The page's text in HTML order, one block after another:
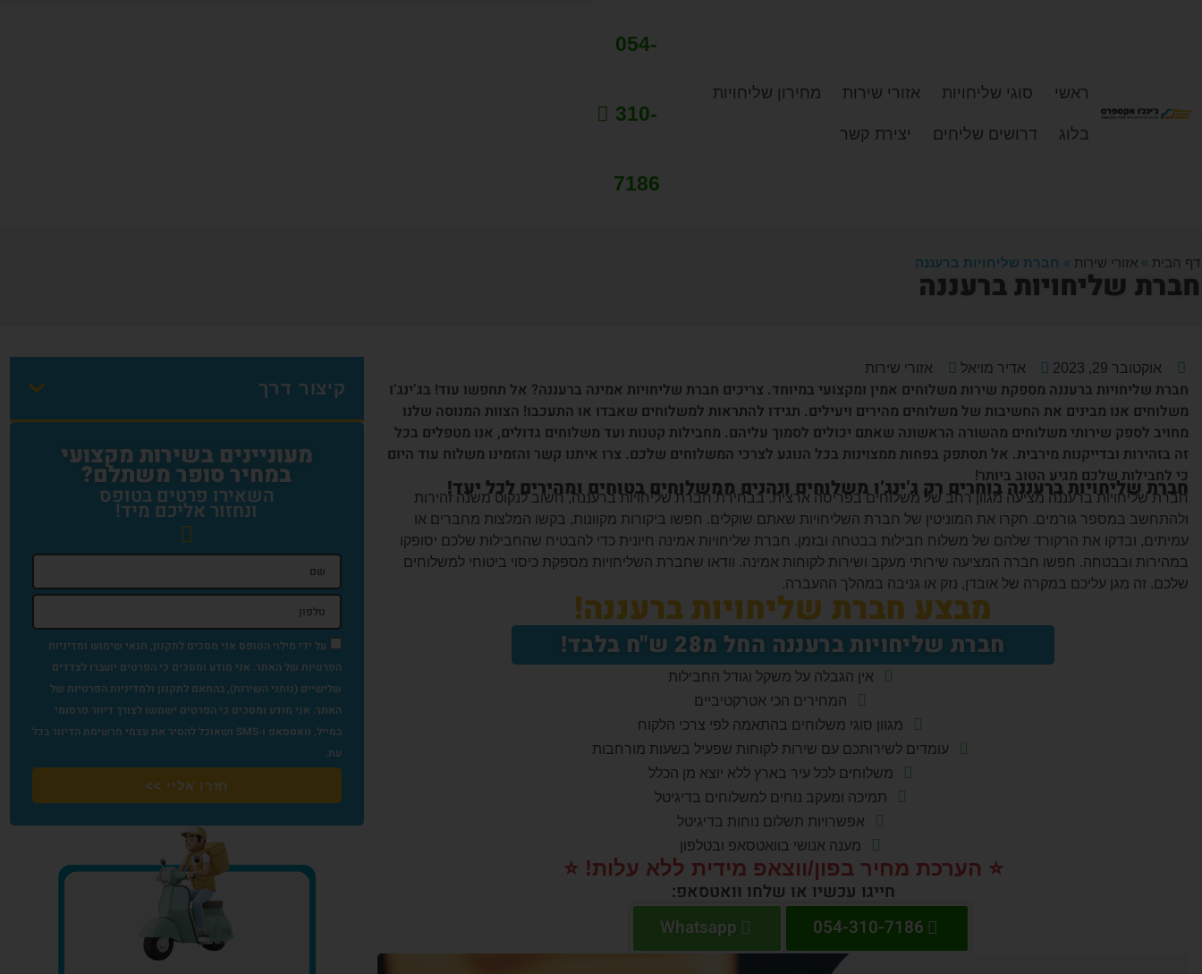
ראשי סוגי שליחויות אזורי שירות מחירון שליחויות
בלוג דרושים שליחים יצירת קשר
054-
310-
7186
דף הבית » אזורי שירות » חברת שליחויות ברעננה
חברת שליחויות ברעננה
אוקטובר 29, 2023 אדיר מויאל אזורי שירות
חברת שליחויות ברעננה מספקת שירות משלוחים אמין ומקצועי במיוחד. צריכים חברת שליחויות אמינה ברעננה? אל תחפשו עוד! בג’ינג’ו
משלוחים אנו מבינים את החשיבות של משלוחים מהירים ויעילים. תגידו להתראות למשלוחים שאבדו או התעכבו! הצוות המנוסה שלנו
מחויב לספק שירותי משלוחים מהשורה הראשונה שאתם יכולים לסמוך עליהם. מחבילות קטנות ועד משלוחים גדולים, אנו מטפלים בכל
זה בזהירות ובדייקנות מירבית. אל תסתפק בפחות ממצוינות בכל הנוגע לצרכי המשלוחים שלכם. צרו איתנו קשר והזמינו משלוח עוד היום
כי לחבילות שלכם מגיע הטוב ביותר!
חברת שליחויות ברעננה בוחרים רק ג’ינג’ו משלוחים ונהנים ממשלוחים בטוחים ומהירים לכל יעד!
חברת שליחויות ברעננה מציעה מגוון רחב של משלוחים בפריסה ארצית. בבחירת חברת שליחויות ברעננה, חשוב לנקוט משנה זהירות
ולהתחשב במספר גורמים. חקרו את המוניטין של חברת השליחויות שאתם שוקלים. חפשו ביקורות מקוונות, בקשו המלצות מחברים או
עמיתים, ובדקו את הרקורד שלהם של משלוח חבילות בבטחה ובזמן. חברת שליחויות אמינה חיונית כדי להבטיח שהחבילות שלכם יסופקו
במהירות ובבטחה. חפשו חברה המציעה שירותי מעקב ושירות לקוחות אמינה. וודאו שחברת השליחויות מספקת כיסוי ביטוחי למשלוחים
שלכם. זה מגן עליכם במקרה של אובדן, נזק או גניבה במהלך ההעברה.
מבצע חברת שליחויות ברעננה!
חברת שליחויות ברעננה החל מ28 ש"ח בלבד!
אין הגבלה על משקל וגודל החבילות
המחירים הכי אטרקטיביים
מגוון סוגי משלוחים בהתאמה לפי צרכי הלקוח
עומדים לשירותכם עם שירות לקוחות שפעיל בשעות מורחבות
משלוחים לכל עיר בארץ ללא יוצא מן הכלל
תמיכה ומעקב נוחים למשלוחים בדיגיטל
אפשרויות תשלום נוחות בדיגיטל
מענה אנושי בוואטסאפ ובטלפון
⭐️ הערכת מחיר בפון/ווצאפ מידית ללא עלות! ⭐️
חייגו עכשיו או שלחו וואטסאפ:
054-310-7186
Whatsapp
קיצור דרך
מעוניינים בשירות מקצועי
במחיר סופר משתלם?
השאירו פרטים בטופס
ונחזור אליכם מיד!
על ידי מילוי הטופס אני מסכים לתקנון, תנאי שימוש ומדיניות
הפרטיות של האתר. אני מודע ומסכים כי הפרטים יועברו לצדדים
שלישיים (נותני השירות), בהתאם לתקנון ולמדיניות הפרטיות של
האתר. אני מודע ומסכים כי הפרטים ישמשו לצורך דיוור פרסומי
במייל, וואטסאפ ו-SMS ושאוכל להסיר את עצמי מרשימת הדיוור בכל
עת.
חזרו אליי >>